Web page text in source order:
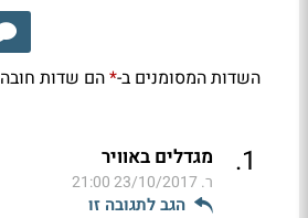
השדות המסומנים ב-*הם שדות חובה
1
. מגדלים באוויר
ר. 23/10/2017 21:00
הגב לתגובה זו